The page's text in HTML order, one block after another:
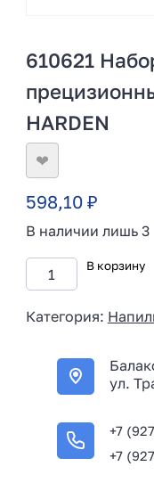
610621
HARDEN
❤
598,10 ₽
В наличии лишь 3
В корзину
Категория:
ул.
+7
+7